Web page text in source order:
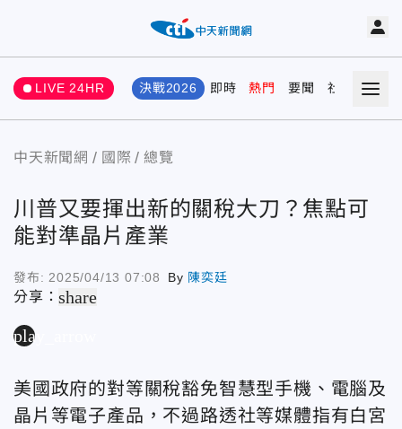
LIVE 24HR 決戰2026 即時 熱門 要聞 社會 娛樂
中天新聞網 國際 總覽
川普又要揮出新的關稅大刀？焦點可
能對準晶片產業
發布: 2025/04/13 07:08 By 陳奕廷
分享：share
play_arrow
美國政府的對等關稅豁免智慧型手機、電腦及
晶片等電子產品，不過路透社等媒體指有白宮